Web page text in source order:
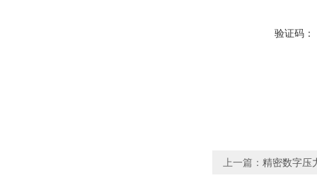
验证码：
上一篇： 精密数字压